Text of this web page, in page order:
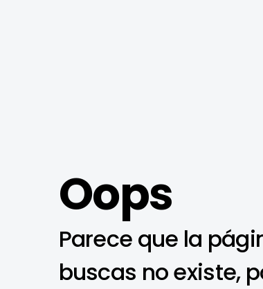
Oops
Parece que la
buscas no existe,